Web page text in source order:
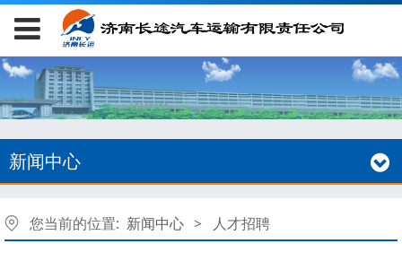
新闻中心
您当前的位置: 新闻中心 > 人才招聘